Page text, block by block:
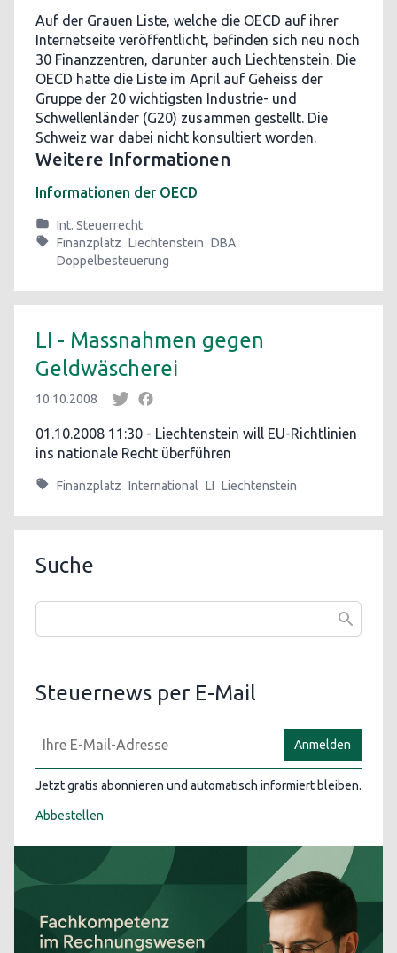
Auf der Grauen Liste, welche die OECD auf ihrer
Internetseite veröffentlicht, befinden sich neu noch
30 Finanzzentren, darunter auch Liechtenstein. Die
OECD hatte die Liste im April auf Geheiss der
Gruppe der 20 wichtigsten Industrie- und
Schwellenländer (G20) zusammen gestellt. Die
Schweiz war dabei nicht konsultiert worden.
Weitere Informationen
Informationen der OECD
Int. Steuerrecht
Finanzplatz Liechtenstein DBA
Doppelbesteuerung
LI - Massnahmen gegen
Geldwäscherei
10.10.2008
01.10.2008 11:30 - Liechtenstein will EU-Richtlinien
ins nationale Recht überführen
Finanzplatz International LI Liechtenstein
Suche
Steuernews per E-Mail
Anmelden
Jetzt gratis abonnieren und automatisch informiert bleiben.
Abbestellen